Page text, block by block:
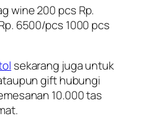
wine 200 pcs Rp.
6500/pcs 1000 pcs
sekarang juga untuk
gift hubungi
10.000 tas